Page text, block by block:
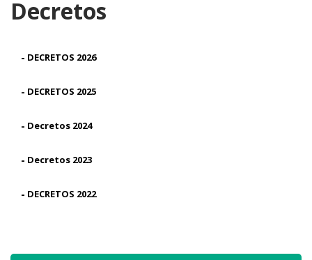
Decretos
- DECRETOS 2026
- DECRETOS 2025
- Decretos 2024
- Decretos 2023
- DECRETOS 2022